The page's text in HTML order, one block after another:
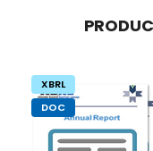
XBRL
DOC